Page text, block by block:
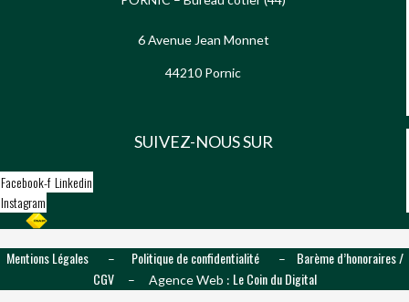
6 Avenue Jean Monnet
44210 Pornic
SUIVEZ-NOUS SUR
Facebook-f Linkedin
Instagram
Mentions Légales– Politique de confidentialité– Barème d’honoraires /
CGV– Agence Web : Le Coin du Digital